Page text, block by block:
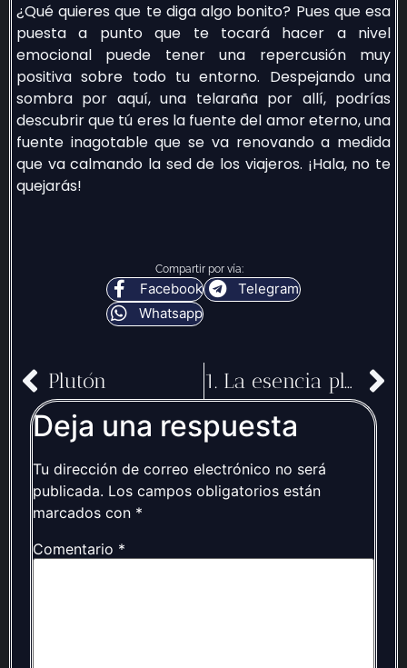
¿Qué quieres que te diga algo bonito? Pues que esa
puesta a punto que te tocará hacer a nivel
emocional puede tener una repercusión muy
positiva sobre todo tu entorno. Despejando una
sombra por aquí, una telaraña por allí, podrías
descubrir que tú eres la fuente del amor eterno, una
fuente inagotable que se va renovando a medida
que va calmando la sed de los viajeros. ¡Hala, no te
quejarás!
Compartir por vía:
Facebook
Telegram
Whatsapp
Plutón 1. La esencia plutoniana
Deja una respuesta
Tu dirección de correo electrónico no será
publicada. Los campos obligatorios están
marcados con *
Comentario *